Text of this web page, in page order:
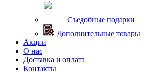
Съедобные подарки
Дополнительные товары
Акции
О нас
Доставка и оплата
Контакты